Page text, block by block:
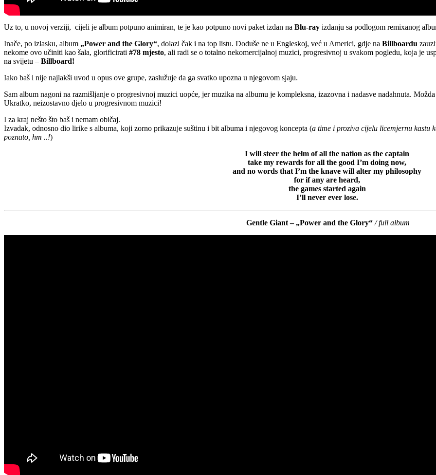
Uz to, u novoj verziji, cijeli je album potpuno animiran, te je kao potpuno novi paket izdan na Blu-ray izdanju sa podlogom remixanog
Inače, po izlasku, album „Power and the Glory“, dolazi čak i na top listu. Doduše ne u Engleskoj, već u Americi, gdje na Billboardu
nekome ovo učiniti kao šala, glorificirati #78 mjesto, ali radi se o totalno nekomercijalnoj muzici, progresivnoj u svakom pogledu, koja je
na svijetu – Billboard!
Iako baš i nije najlakši uvod u opus ove grupe, zaslužuje da ga svatko upozna u njegovom sjaju.
Sam album nagoni na razmišljanje o progresivnoj muzici uopće, jer muzika na albumu je kompleksna, izazovna i nadasve nadahnuta.
Ukratko, neizostavno djelo u progresivnom muzici!
I za kraj nešto što baš i nemam običaj.
Izvadak, odnosno dio lirike s albuma, koji zorno prikazuje suštinu i bit albuma i njegovog koncepta (a time i proziva cijelu licemjernu kastu
poznato, hm ..!)
I will steer the helm of all the nation as the captain
take my rewards for all the good I’m doing now,
and no words that I’m the knave will alter my philosophy
for if any are heard,
the games started again
I’ll never ever lose.
Gentle Giant – „Power and the Glory“ / full album